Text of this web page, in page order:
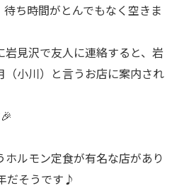
ち時間がとんでもなく空きま
見沢で友人に連絡すると、岩
（小川）と言うお店に案内され
ルモン定食が有名な店があり
だそうです♪